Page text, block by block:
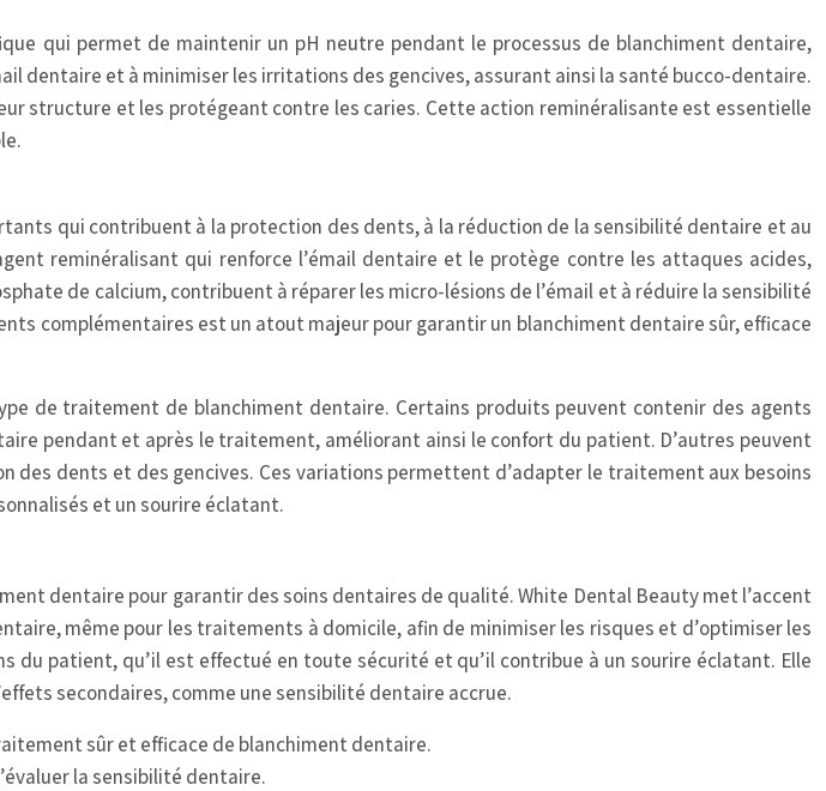
qui permet de maintenir un pH neutre pendant le processus de blanchiment dentaire,
dentaire et à minimiser les irritations des gencives, assurant ainsi la santé bucco-dentaire.
structure et les protégeant contre les caries. Cette action reminéralisante est essentielle
qui contribuent à la protection des dents, à la réduction de la sensibilité dentaire et au
reminéralisant qui renforce l’émail dentaire et le protège contre les attaques acides,
de calcium, contribuent à réparer les micro-lésions de l’émail et à réduire la sensibilité
complémentaires est un atout majeur pour garantir un blanchiment dentaire sûr, efficace
de traitement de blanchiment dentaire. Certains produits peuvent contenir des agents
pendant et après le traitement, améliorant ainsi le confort du patient. D’autres peuvent
dents et des gencives. Ces variations permettent d’adapter le traitement aux besoins
et un sourire éclatant.
dentaire pour garantir des soins dentaires de qualité. White Dental Beauty met l’accent
même pour les traitements à domicile, afin de minimiser les risques et d’optimiser les
patient, qu’il est effectué en toute sécurité et qu’il contribue à un sourire éclatant. Elle
secondaires, comme une sensibilité dentaire accrue.
sûr et efficace de blanchiment dentaire.
la sensibilité dentaire.